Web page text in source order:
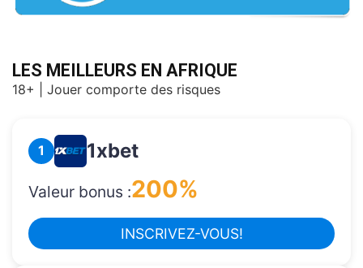
LES MEILLEURS EN AFRIQUE
18+ | Jouer comporte des risques
1 1xbet
Valeur bonus :200%
INSCRIVEZ-VOUS!